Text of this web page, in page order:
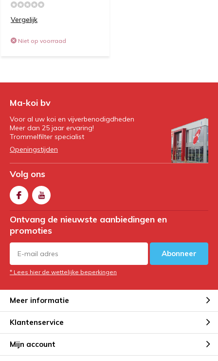
Vergelijk
Niet op voorraad
Ma-koi bv
Voor al uw koi en vijverbenodigdheden
Meer dan 25 jaar ervaring!
Trommelfilter specialist
Openingstijden
Volg ons
Ontvang de nieuwste aanbiedingen en
promoties
Abonneer
* Lees hier de wettelijke beperkingen
Meer informatie
Klantenservice
Mijn account